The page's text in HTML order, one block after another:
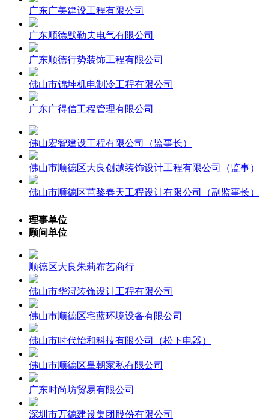
广东广美建设工程有限公司
广东顺德默勒夫电气有限公司
广东顺德行势装饰工程有限公司
佛山市锦坤机电制冷工程有限公司
广东广得信工程管理有限公司
佛山宏智建设工程有限公司（监事长）
佛山市顺德区大良创越装饰设计工程有限公司（监事）
佛山市顺德区芭黎春天工程设计有限公司（副监事长）
理事单位
顾问单位
顺德区大良朱莉布艺商行
佛山市华浔装饰设计工程有限公司
佛山市顺德区宅蓝环境设备有限公司
佛山市时代怡和科技有限公司（松下电器）
佛山市顺德区皇朝家私有限公司
广东时尚坊贸易有限公司
深圳市万德建设集团股份有限公司